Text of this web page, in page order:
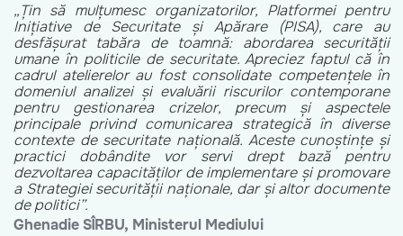
„Țin să mulțumesc organizatorilor, Platformei pentru
Inițiative de Securitate și Apărare (PISA), care au
desfășurat tabăra de toamnă: abordarea securității
umane în politicile de securitate. Apreciez faptul că în
cadrul atelierelor au fost consolidate competențele în
domeniul analizei și evaluării riscurilor contemporane
pentru gestionarea crizelor, precum și aspectele
principale privind comunicarea strategică în diverse
contexte de securitate națională. Aceste cunoștințe și
practici dobândite vor servi drept bază pentru
dezvoltarea capacităților de implementare și promovare
a Strategiei securității naționale, dar și altor documente
de politici”.
Ghenadie SÎRBU, Ministerul Mediului